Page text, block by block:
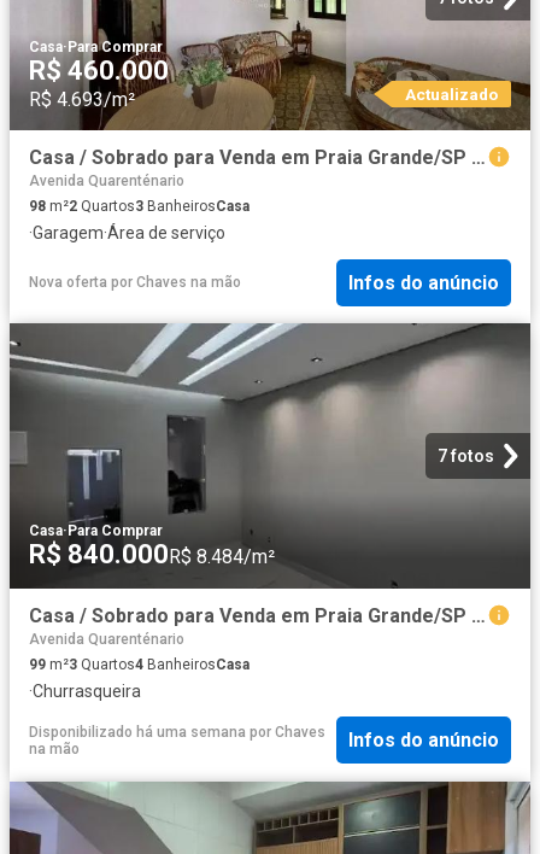
Casa· Para Comprar
R$ 460.000
R$ 4.693/m² Actualizado
Casa / Sobrado para Venda em Praia Grande/SP Tupi 2 Quartos
Avenida Quarenténario
98 m²2 Quartos3 BanheirosCasa
·Garagem·Área de serviço
Nova oferta por Chaves na mão Infos do anúncio
7 fotos
Casa· Para Comprar
R$ 840.000R$ 8.484/m²
Casa / Sobrado para Venda em Praia Grande/SP Guilhermina 3 Quartos
Avenida Quarenténario
99 m²3 Quartos4 BanheirosCasa
·Churrasqueira
Disponibilizado há uma semana por Chaves
na mão
Infos do anúncio